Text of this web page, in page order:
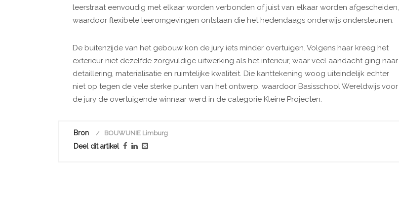
leerstraat eenvoudig met elkaar worden verbonden of juist van elkaar worden afgescheiden,
waardoor flexibele leeromgevingen ontstaan die het hedendaags onderwijs ondersteunen.
De buitenzijde van het gebouw kon de jury iets minder overtuigen. Volgens haar kreeg het
exterieur niet dezelfde zorgvuldige uitwerking als het interieur, waar veel aandacht ging naar
detaillering, materialisatie en ruimtelijke kwaliteit. Die kanttekening woog uiteindelijk echter
niet op tegen de vele sterke punten van het ontwerp, waardoor Basisschool Wereldwijs voor
de jury de overtuigende winnaar werd in de categorie Kleine Projecten.
Bron BOUWUNIE Limburg
Deel dit artikel